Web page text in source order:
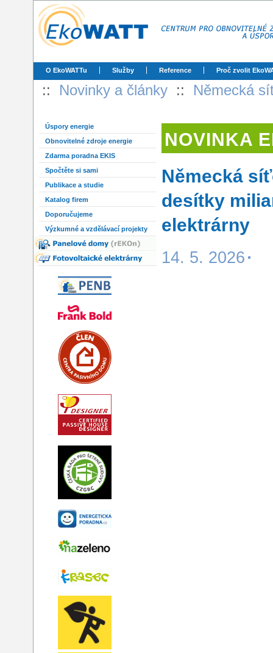
O EkoWATTu Služby Reference Proč zvolit
:: Novinky a články :: Německá
Úspory energie
Obnovitelné zdroje energie
Zdarma poradna EKIS
Spočtěte si sami
Publikace a studie
Katalog firem
Doporučujeme
Výzkumné a vzdělávací projekty
NOVINKA
Německá
desítky
elektrárny
14. 5. 2026